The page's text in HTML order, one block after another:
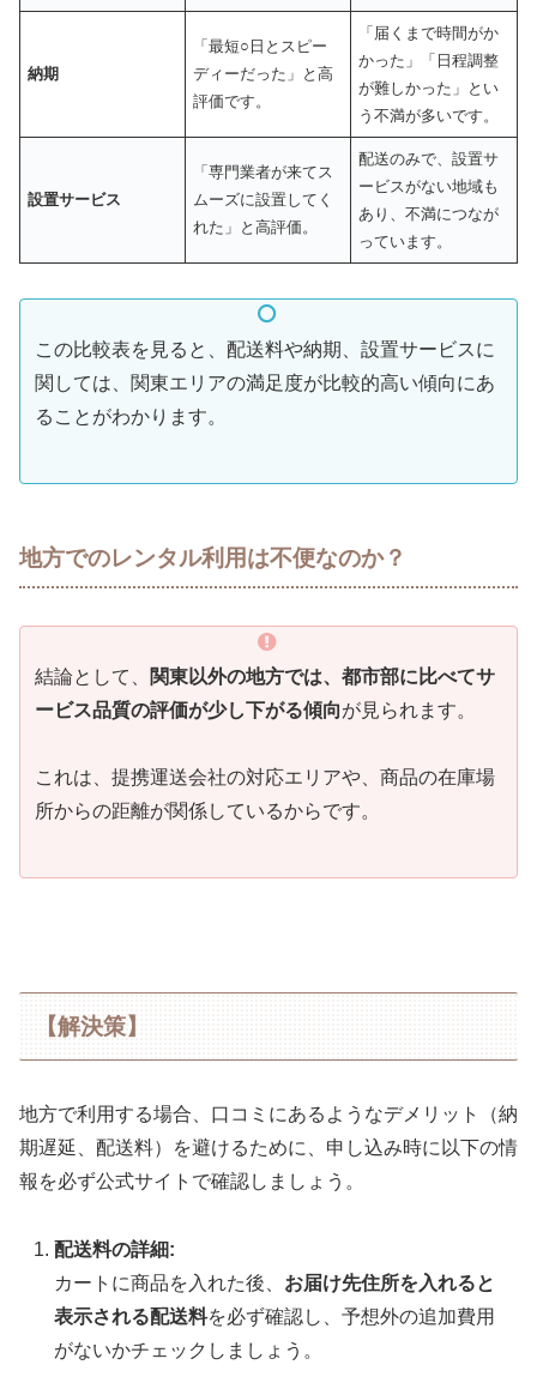
納期
「最短○日とスピー
ディーだった」と高
評価です。
「届くまで時間がか
かった」「日程調整
が難しかった」とい
う不満が多いです。
設置サービス
「専門業者が来てス
ムーズに設置してく
れた」と高評価。
配送のみで、設置サ
ービスがない地域も
あり、不満につなが
っています。
この比較表を見ると、配送料や納期、設置サービスに
関しては、関東エリアの満足度が比較的高い傾向にあ
ることがわかります。
地方でのレンタル利用は不便なのか？
結論として、
関東以外の地方では、都市部に比べてサ
ービス品質の評価が少し下がる傾向が見られます。
これは、提携運送会社の対応エリアや、商品の在庫場
所からの距離が関係しているからです。
【解決策】
地方で利用する場合、口コミにあるようなデメリット（納
期遅延、配送料）を避けるために、申し込み時に以下の情
報を必ず公式サイトで確認しましょう。
配送料の詳細:
カートに商品を入れた後、 お届け先住所を入れると
表示される配送料を必ず確認し、予想外の追加費用
がないかチェックしましょう。